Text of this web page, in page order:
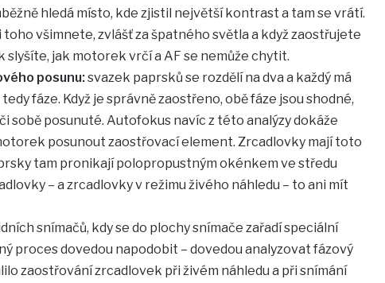
hledá místo, kde zjistil největší kontrast a tam se vrátí.
toho všimnete, zvlášť za špatného světla a když zaostřujete
slyšíte, jak motorek vrčí a AF se nemůže chytit.
posunu: svazek paprsků se rozdělí na dva a každý má
fáze. Když je správně zaostřeno, obě fáze jsou shodné,
sobě posunuté. Autofokus navíc z této analýzy dokáže
posunout zaostřovací element. Zrcadlovky mají toto
tam pronikají polopropustným okénkem ve středu
– a zrcadlovky v režimu živého náhledu – to ani mít
snímačů, kdy se do plochy snímače zařadí speciální
proces dovedou napodobit – dovedou analyzovat fázový
zaostřování zrcadlovek při živém náhledu a při snímání